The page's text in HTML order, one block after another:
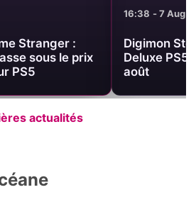
Stranger :
sous le prix
PS5
16:38 - 7 Aug
Digimon
Deluxe PS5
août
actualités